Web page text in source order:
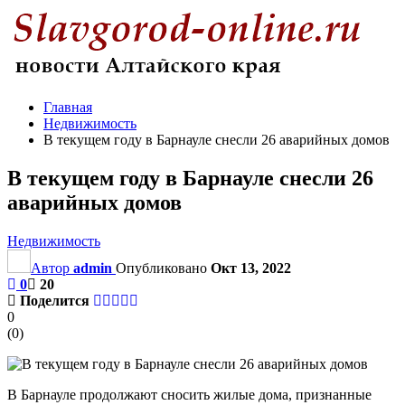
Главная
Недвижимость
В текущем году в Барнауле снесли 26 аварийных домов
В текущем году в Барнауле снесли 26
аварийных домов
Недвижимость
Автор admin Опубликовано Окт 13, 2022
0
20
Поделится
0
(0)
В Барнауле продолжают сносить жилые дома, признанные